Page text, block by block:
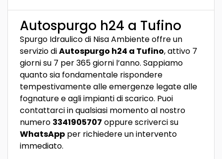
Autospurgo h24 a Tufino
Spurgo Idraulico di Nisa Ambiente offre un
servizio diAutospurgo h24 a Tufino, attivo 7
giorni su 7 per 365 giorni l’anno. Sappiamo
quanto sia fondamentale rispondere
tempestivamente alle emergenze legate alle
fognature e agli impianti di scarico. Puoi
contattarci in qualsiasi momento al nostro
numero 3341905707 oppure scriverci su
WhatsApp per richiedere un intervento
immediato.